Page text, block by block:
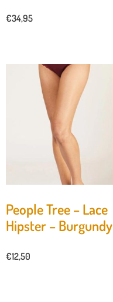
€34,95
People Tree – Lace
Hipster – Burgundy
€12,50